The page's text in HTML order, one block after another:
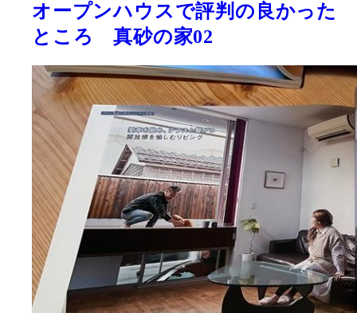
オープンハウスで評判の良かった
ところ 真砂の家02